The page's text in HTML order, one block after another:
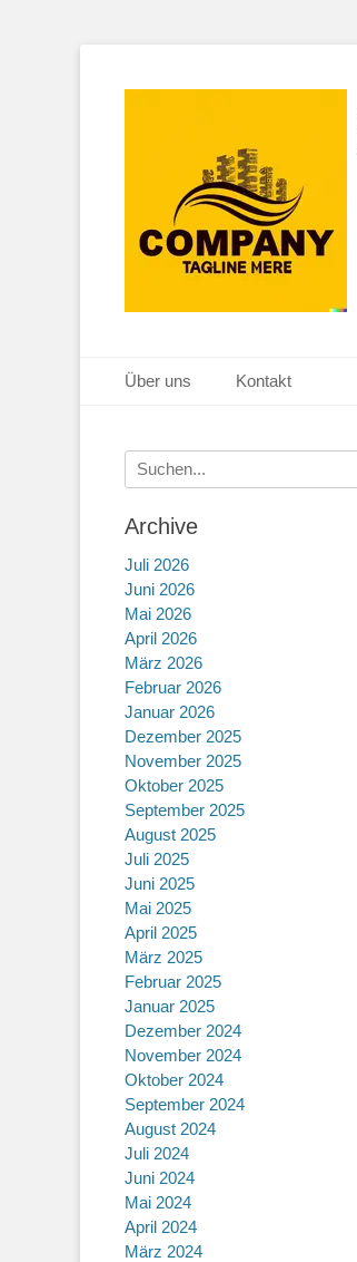
Primäres Menü
Zum
Inhalt
Über uns Kontakt
Suche
nach:
Archive
Juli 2026
Juni 2026
Mai 2026
April 2026
März 2026
Februar 2026
Januar 2026
Dezember 2025
November 2025
Oktober 2025
September 2025
August 2025
Juli 2025
Juni 2025
Mai 2025
April 2025
März 2025
Februar 2025
Januar 2025
Dezember 2024
November 2024
Oktober 2024
September 2024
August 2024
Juli 2024
Juni 2024
Mai 2024
April 2024
März 2024